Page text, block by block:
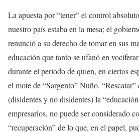
La apuesta por “tener” el control
nuestro país estaba en la mesa; el
renunció a su derecho de tomar en sus
educación que tanto se ufanó en
durante el periodo de quien, en ciertos
el mote de “Sargento” Nuño.
(disidentes y no disidentes) la
empresarios, no puede ser considerado
“recuperación” de lo que, en el papel,